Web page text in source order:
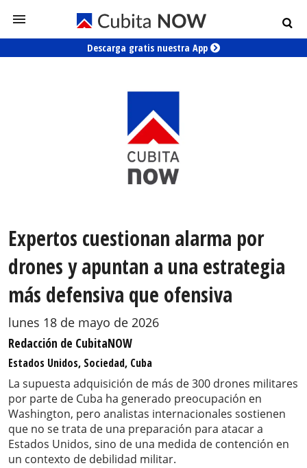
Descarga gratis nuestra App
Expertos cuestionan alarma por
drones y apuntan a una estrategia
más defensiva que ofensiva
lunes 18 de mayo de 2026
Redacción de CubitaNOW
Estados Unidos, Sociedad, Cuba
La supuesta adquisición de más de 300 drones militares
por parte de Cuba ha generado preocupación en
Washington, pero analistas internacionales sostienen
que no se trata de una preparación para atacar a
Estados Unidos, sino de una medida de contención en
un contexto de debilidad militar.